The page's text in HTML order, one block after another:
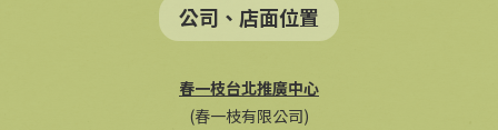
公司、店面位置
春一枝台北推廣中心
(春一枝有限公司)